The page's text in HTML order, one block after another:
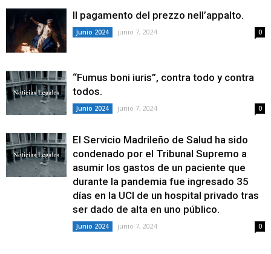
Il pagamento del prezzo nell’appalto.
Junio 2024 junio 7, 2024 0
“Fumus boni iuris”, contra todo y contra
todos.
Junio 2024 junio 7, 2024 0
El Servicio Madrileño de Salud ha sido
condenado por el Tribunal Supremo a
asumir los gastos de un paciente que
durante la pandemia fue ingresado 35
días en la UCI de un hospital privado tras
ser dado de alta en uno público.
Junio 2024 junio 7, 2024 0